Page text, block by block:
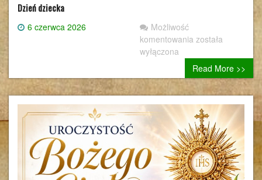
Dzień dziecka
6 czerwca 2026
Możliwość
komentowania Dzień
została
wyłączona
Read More >>